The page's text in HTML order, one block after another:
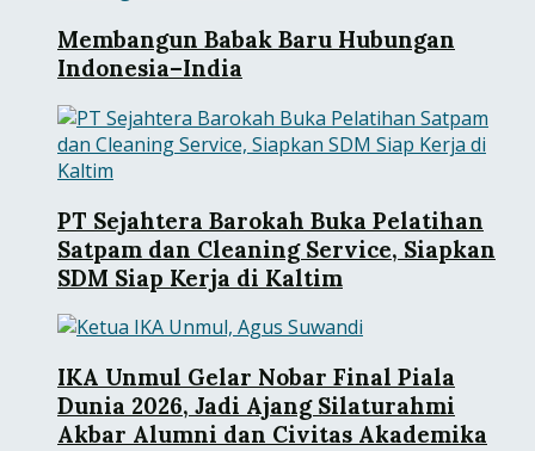
Membangun Babak Baru Hubungan
Indonesia–India
PT Sejahtera Barokah Buka Pelatihan
Satpam dan Cleaning Service, Siapkan
SDM Siap Kerja di Kaltim
IKA Unmul Gelar Nobar Final Piala
Dunia 2026, Jadi Ajang Silaturahmi
Akbar Alumni dan Civitas Akademika